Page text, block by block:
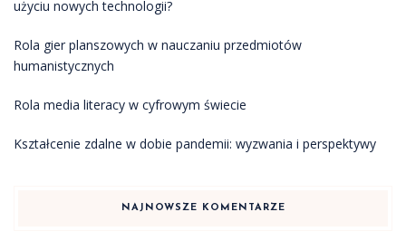
użyciu nowych technologii?
Rola gier planszowych w nauczaniu przedmiotów
humanistycznych
Rola media literacy w cyfrowym świecie
Kształcenie zdalne w dobie pandemii: wyzwania i perspektywy
NAJNOWSZE KOMENTARZE